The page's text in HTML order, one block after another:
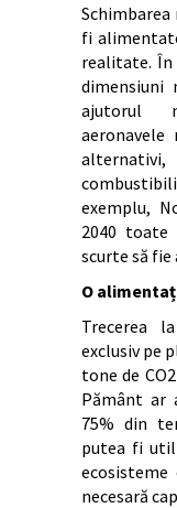
fi
realitate. În
dimensiuni
ajutorul
exemplu,
2040 toate
scurte să
O
Trecerea
exclusiv pe
tone de
Pământ ar
75% din
putea fi
ecosisteme
necesară